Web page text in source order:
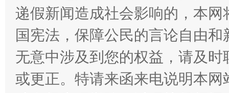
递假新闻造成社会影响的，本
国宪法，保障公民的言论自由
无意中涉及到您的权益，请及
或更正。特请来函来电说明本